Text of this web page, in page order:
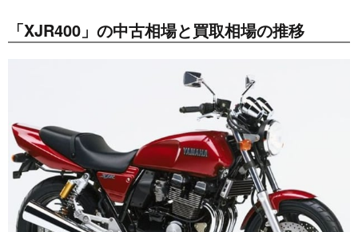
「XJR400」の中古相場と買取相場の推移